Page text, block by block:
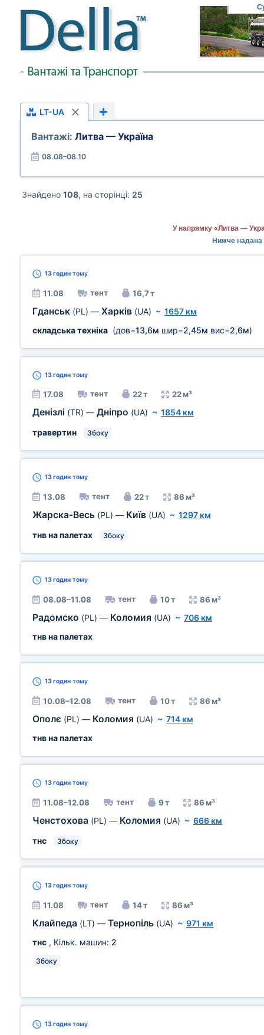
LT-UA
Вантажі: Литва — Україна
08.08–08.10
Знайдено 108, на сторінці: 25
У напрямку «Литва —
Нижче надана
13 годин тому
11.08 тент 16,7 т
Гданськ (PL) — Харків (UA) ~ 1657 км
складська техніка (дов=13,6м шир=2,45м вис=2,6м)
13 годин тому
17.08 тент 22 т 22 м³
Денізлі (TR) — Дніпро (UA) ~ 1854 км
травертин
Збоку
13 годин тому
13.08 тент 22 т 86 м³
Жарска-Весь (PL) — Київ (UA) ~ 1297 км
тнв на палетах
Збоку
13 годин тому
08.08–11.08 тент 10 т 86 м³
Радомско (PL) — Коломия (UA) ~ 706 км
тнв на палетах
13 годин тому
10.08–12.08 тент 10 т 86 м³
Ополє (PL) — Коломия (UA) ~ 714 км
тнв на палетах
13 годин тому
11.08–12.08 тент 9 т 86 м³
Ченстохова (PL) — Коломия (UA) ~ 666 км
тнс
Збоку
13 годин тому
11.08 тент 14 т 86 м³
Клайпеда (LT) — Тернопіль (UA) ~ 971 км
тнс , Кільк. машин: 2
Збоку
13 годин тому